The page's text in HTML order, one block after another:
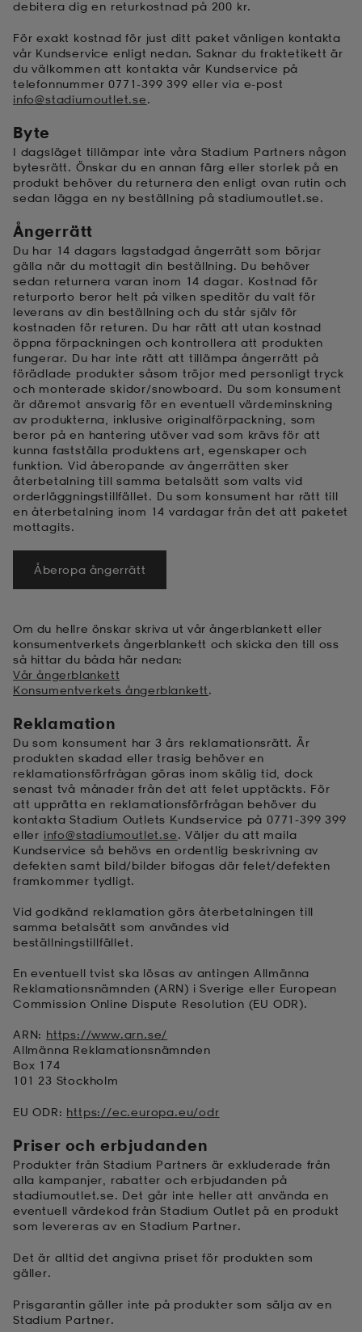
debitera dig en returkostnad på 200 kr.
För exakt kostnad för just ditt paket vänligen kontakta
vår Kundservice enligt nedan. Saknar du fraktetikett är
du välkommen att kontakta vår Kundservice på
telefonnummer0771-399 399 eller via e-post
info@stadiumoutlet.se.
Byte
I dagsläget tillämpar inte våra Stadium Partners någon
bytesrätt. Önskar du en annan färg eller storlek på en
produkt behöver du returnera den enligt ovan rutin och
sedan lägga en ny beställning på stadiumoutlet.se.
Ångerrätt
Du har 14 dagars lagstadgad ångerrätt som börjar
gälla när du mottagit din beställning. Du behöver
sedan returnera varan inom 14 dagar. Kostnad för
returporto beror helt på vilken speditör du valt för
leverans av din beställning och du står själv för
kostnaden för returen. Du har rätt att utan kostnad
öppna förpackningen och kontrollera att produkten
fungerar. Du har inte rätt att tillämpa ångerrätt på
förädlade produkter såsom tröjor med personligt tryck
och monterade skidor/snowboard. Du som konsument
är däremot ansvarig för en eventuell värdeminskning
av produkterna, inklusive originalförpackning, som
beror på en hantering utöver vad som krävs för att
kunna fastställa produktens art, egenskaper och
funktion. Vid åberopande av ångerrätten sker
återbetalning till samma betalsätt som valts vid
orderläggningstillfället. Du som konsument har rätt till
en återbetalning inom 14 vardagar från det att paketet
mottagits.
Åberopa ångerrätt
Om du hellre önskar skriva ut vår ångerblankett eller
konsumentverkets ångerblankett och skicka den till oss
så hittar du båda här nedan:
Vår ångerblankett
Konsumentverkets ångerblankett.
Reklamation
Du som konsument har 3 års reklamationsrätt. Är
produkten skadad eller trasig behöver en
reklamationsförfrågan göras inom skälig tid, dock
senast två månader från det att felet upptäckts. För
att upprätta en reklamationsförfrågan behöver du
kontakta Stadium Outlets Kundservice på 0771-399 399
eller info@stadiumoutlet.se. Väljer du att maila
Kundservice så behövs en ordentlig beskrivning av
defekten samt bild/bilder bifogas där felet/defekten
framkommer tydligt.
Vid godkänd reklamation görs återbetalningen till
samma betalsätt som användes vid
beställningstillfället.
En eventuell tvist ska lösas av antingen Allmänna
Reklamationsnämnden (ARN) i Sverige eller European
Commission Online Dispute Resolution (EU ODR).
ARN: https://www.arn.se/
Allmänna Reklamationsnämnden
Box 174
101 23 Stockholm
EU ODR: https://ec.europa.eu/odr
Priser och erbjudanden
Produkter från Stadium Partners är exkluderade från
alla kampanjer, rabatter och erbjudanden på
stadiumoutlet.se. Det går inte heller att använda en
eventuell värdekod från Stadium Outlet på en produkt
som levereras av en Stadium Partner.
Det är alltid det angivna priset för produkten som
gäller.
Prisgarantin gäller inte på produkter som sälja av en
Stadium Partner.